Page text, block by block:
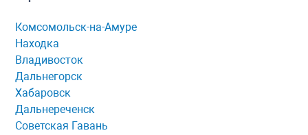
Комсомольск-на-Амуре
Находка
Владивосток
Дальнегорск
Хабаровск
Дальнереченск
Советская Гавань